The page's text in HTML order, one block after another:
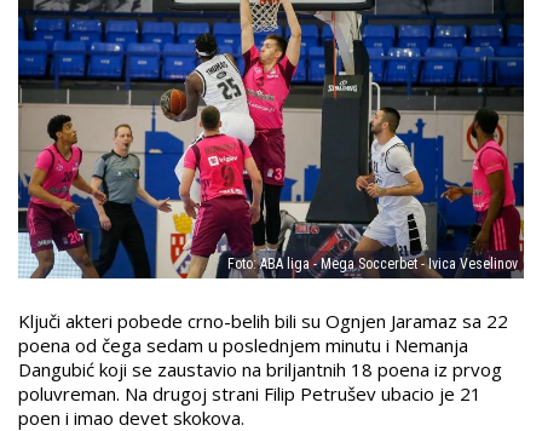
Foto: ABA liga - Mega Soccerbet - Ivica Veselinov
Ključi akteri pobede crno-belih bili su Ognjen Jaramaz sa 22
poena od čega sedam u poslednjem minutu i Nemanja
Dangubić koji se zaustavio na briljantnih 18 poena iz prvog
poluvreman. Na drugoj strani Filip Petrušev ubacio je 21
poen i imao devet skokova.